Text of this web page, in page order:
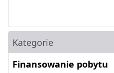
Kategorie
Finansowanie pobytu